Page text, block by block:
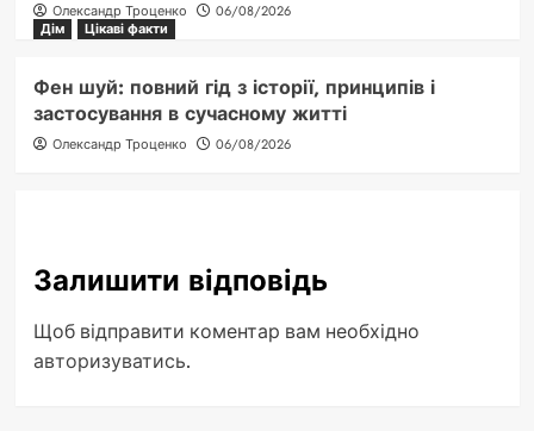
Олександр Троценко
06/08/2026
Дім
Цікаві факти
Фен шуй: повний гід з історії, принципів і
застосування в сучасному житті
Олександр Троценко 06/08/2026
Залишити відповідь
Щоб відправити коментар вам необхідно
авторизуватись.